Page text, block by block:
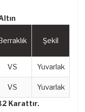
Şekil
VS Yuvarlak
VS Yuvarlak
Karattır.